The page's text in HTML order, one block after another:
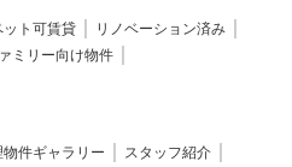
ット可賃貸
リノベーション済み
ミリー向け物件
物件ギャラリー
スタッフ紹介